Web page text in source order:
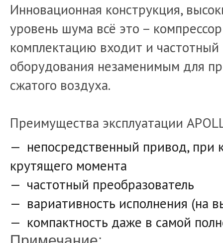
Инновационная конструкция,
уровень шума всё это –
комплектацию входит и
оборудования незаменимым для
сжатого воздуха.
Преимущества эксплуатации
непосредственный привод, при
крутящего момента
частотный преобразователь
вариативность исполнения (на
компактность даже в самой